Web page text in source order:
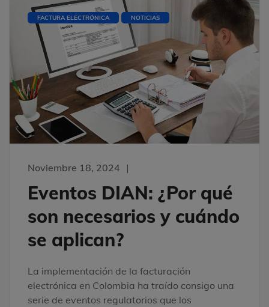
FACTURA ELECTRÓNICA NOTICIAS
Noviembre 18, 2024
Eventos DIAN: ¿Por qué
son necesarios y cuándo
se aplican?
La implementación de la facturación
electrónica en Colombia ha traído consigo una
serie de eventos regulatorios que los